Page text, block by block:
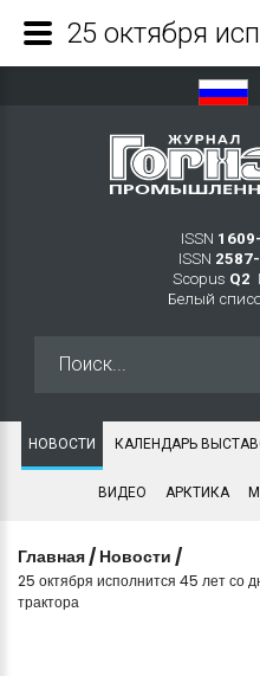
ISSN
ISSN
Scopus Q2
Белый
НОВОСТИ КАЛЕНДАРЬ
ВИДЕО АРКТИКА
Главная / Новости /
25 октября исполнится 45 лет со
трактора